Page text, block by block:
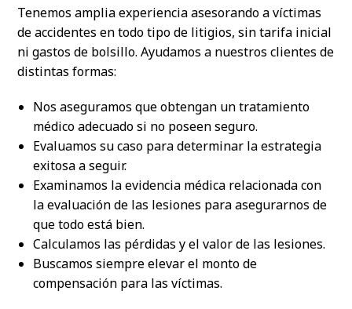
Tenemos amplia experiencia asesorando a víctimas
de accidentes en todo tipo de litigios, sin tarifa inicial
ni gastos de bolsillo. Ayudamos a nuestros clientes de
distintas formas:
Nos aseguramos que obtengan un tratamiento
médico adecuado si no poseen seguro.
Evaluamos su caso para determinar la estrategia
exitosa a seguir.
Examinamos la evidencia médica relacionada con
la evaluación de las lesiones para asegurarnos de
que todo está bien.
Calculamos las pérdidas y el valor de las lesiones.
Buscamos siempre elevar el monto de
compensación para las víctimas.